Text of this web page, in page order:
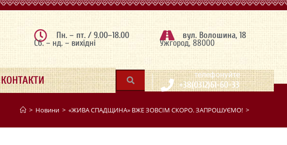
Пн. – пт. / 9.00–18.00
Сб. – нд. – вихідні
вул. Волошина, 18
Ужгород, 88000
КОНТАКТИ | телефонуйте
+38(0312)61-60-33
> Новини > «ЖИВА СПАДЩИНА» ВЖЕ ЗОВСІМ СКОРО. ЗАПРОШУЄМО! >